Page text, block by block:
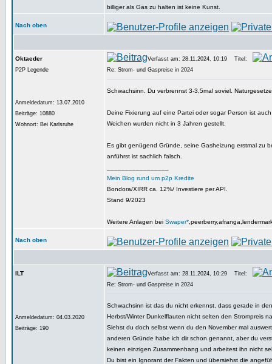
billiger als Gas zu halten ist keine Kunst.
Nach oben
Oktaeder
P2P Legende
Anmeldedatum: 13.07.2010
Beiträge: 10880
Wohnort: Bei Karlsruhe
Verfasst am: 28.11.2024, 10:19
Titel:
Re: Strom- und Gaspreise in 2024
Schwachsinn. Du verbrennst 3-3,5mal soviel.
Deine Fixierung auf eine Partei oder sogar Person ist
Weichen wurden nicht in 3 Jahren gestellt.
Es gibt genügend Gründe, seine Gasheizung erstmal zu
anführst ist sachlich falsch.
Mein Blog rund um p2p Kredite
Bondora/XIRR ca. 12%/ Investiere per API.
Stand 9/2023
Weitere Anlagen bei Swaper*
Nach oben
ILT
Anmeldedatum: 04.03.2020
Beiträge: 190
Verfasst am: 28.11.2024, 10:29
Titel:
Re: Strom- und Gaspreise in 2024
Schwachsinn ist das du nicht erkennst, dass gerade in
Herbst/Winter Dunkelflauten nicht selten den Strompreis
Siehst du doch selbst wenn du den November mal
anderen Gründe habe ich dir schon genannt, aber du
keinen einzigen Zusammenhang und arbeitest ihn nicht
Du bist ein Ignorant der Fakten und übersiehst die